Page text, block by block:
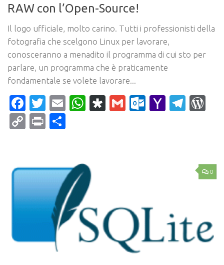
RAW con l’Open-Source!
Il logo ufficiale, molto carino. Tutti i professionisti della
fotografia che scelgono Linux per lavorare,
conosceranno a menadito il programma di cui sto per
parlare, un programma che è praticamente
fondamentale se volete lavorare...
Facebook
Twitter
EmailWhatsApp
Diaspora
Gmail Yahoo
CopyPrint
0